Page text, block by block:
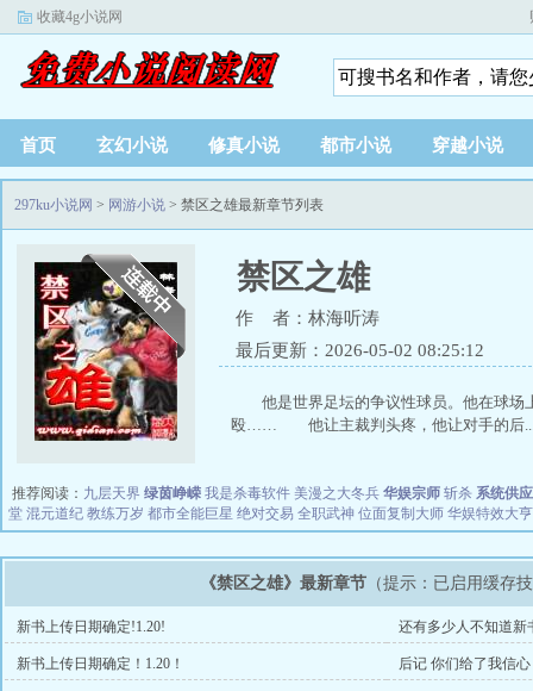
收藏4g小说网
首页 玄幻小说 修真小说 都市小说 穿越小说
297ku小说网 > 网游小说 > 禁区之雄最新章节列表
禁区之雄
作 者：林海听涛
最后更新：2026-05-02 08:25:12
他是世界足坛的争议性球员。他在球
殴…… 他让主裁判头疼，他让对手的后
推荐阅读： 九层天界 绿茵峥嵘 我是杀毒软件 美漫之大冬兵 华娱宗师 斩杀 系统供
堂 混元道纪 教练万岁 都市全能巨星 绝对交易 全职武神 位面复制大师 华娱特效大亨
《禁区之雄》最新章节 （提示：已启用缓存
新书上传日期确定!1.20! 还有多少人不知道新
新书上传日期确定！1.20！ 后记 你们给了我信心